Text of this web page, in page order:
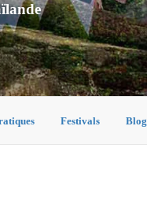
Festivals Blog